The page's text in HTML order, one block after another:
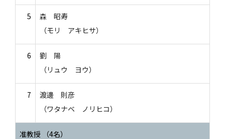
5
森 昭寿
（モリ アキヒサ）
6
劉 陽
（リュウ ヨウ）
7
渡邊 則彦
（ワタナベ ノリヒコ）
准教授 （4名）